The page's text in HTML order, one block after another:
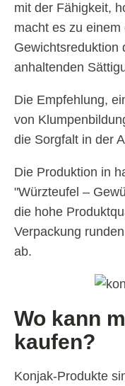
mit der Fähigkeit,
macht es zu
Gewichtsreduktion
anhaltenden
Die Empfehlung,
von
die Sorgfalt in der
Die Produktion in
"Würzteufel –
die hohe
Verpackung
ab.
Wo kann
kaufen?
Konjak-Produkte